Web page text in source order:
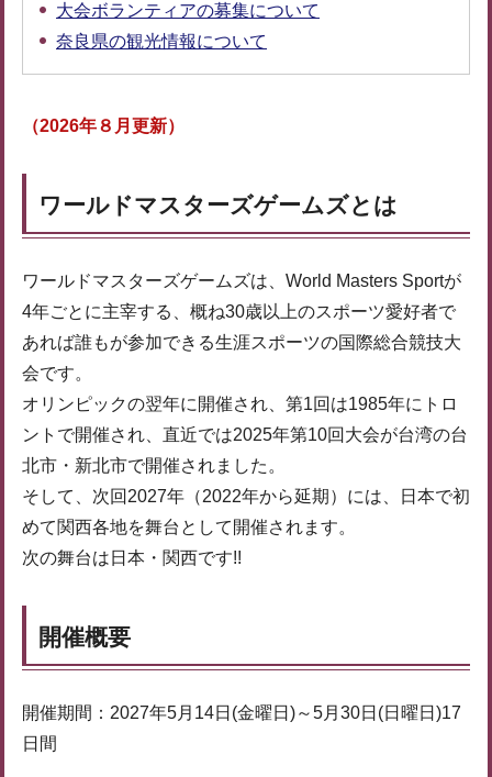
大会ボランティアの募集について
奈良県の観光情報について
（2026年８月更新）
ワールドマスターズゲームズとは
ワールドマスターズゲームズは、World Masters Sportが
4年ごとに主宰する、概ね30歳以上のスポーツ愛好者で
あれば誰もが参加できる生涯スポーツの国際総合競技大
会です。
オリンピックの翌年に開催され、第1回は1985年にトロ
ントで開催され、直近では2025年第10回大会が台湾の台
北市・新北市で開催されました。
そして、次回2027年（2022年から延期）には、日本で初
めて関西各地を舞台として開催されます。
次の舞台は日本・関西です!!
開催概要
開催期間：2027年5月14日(金曜日)～5月30日(日曜日)17
日間